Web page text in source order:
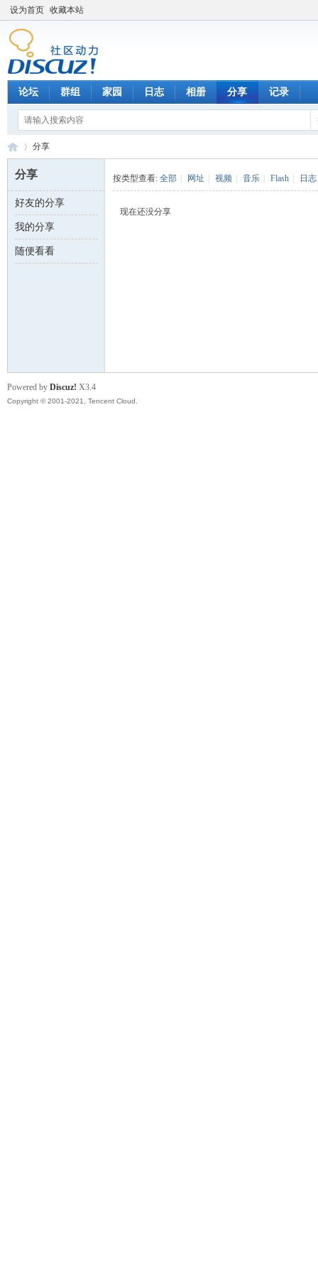
设为首页 收藏本站
论坛 群组 家园 日志 相册 分享 记录
数 ›
分享
分享
好友的分享
我的分享
随便看看
按类型查看: 全部 网址 视频 音乐 Flash 日志
现在还没分享
Powered by Discuz! X3.4
Copyright © 2001-2021, Tencent Cloud.